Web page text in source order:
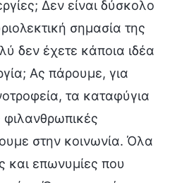
Δεν είναι δύσκολο
σημασία της
δεν έχετε κάποια ιδέα
Ας πάρουμε, για
τα καταφύγια
φιλανθρωπικές
στην κοινωνία. Όλα
και επωνυμίες που